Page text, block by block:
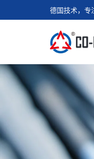
德国技术，专